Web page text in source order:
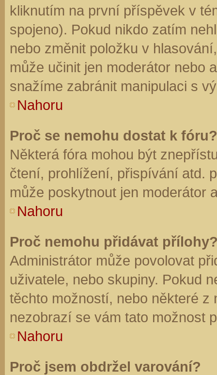
kliknutím na první příspěvek v
spojeno). Pokud nikdo zatím
nebo změnit položku v
může učinit jen moderátor nebo
snažíme zabránit manipulaci s
Nahoru
Proč se nemohu dostat k fóru?
Některá fóra mohou být
čtení, prohlížení, přispívání atd.
může poskytnout jen moderátor
Nahoru
Proč nemohu přidávat
Administrátor může povolovat
uživatele, nebo skupiny. Pokud
těchto možností, nebo některé z
nezobrazí se vám tato možnost
Nahoru
Proč jsem obdržel varování?